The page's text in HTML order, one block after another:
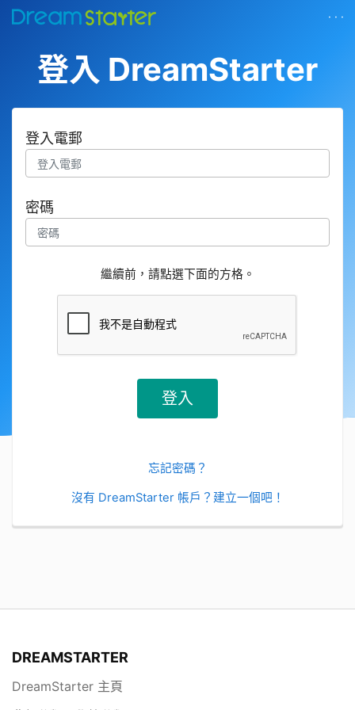
· · ·
登入 DreamStarter
登入電郵
密碼
繼續前，請點選下面的方格。
忘記密碼？
沒有 DreamStarter 帳戶？建立一個吧！
DREAMSTARTER
DreamStarter 主頁